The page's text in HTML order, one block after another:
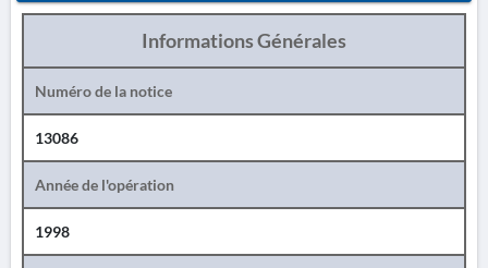
Informations Générales
Numéro de la notice
13086
Année de l'opération
1998